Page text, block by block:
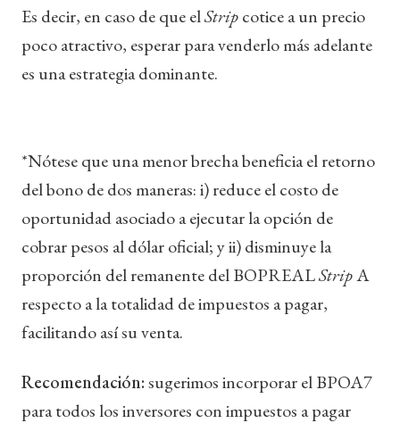
Es decir, en caso de que elStripcotice a un precio
poco atractivo, esperar para venderlo más adelante
es una estrategia dominante.
*Nótese que una menor brecha beneficia el retorno
del bono de dos maneras: i) reduce el costo de
oportunidad asociado a ejecutar la opción de
cobrar pesos al dólar oficial; y ii) disminuye la
proporción del remanente del BOPREALStripA
respecto a la totalidad de impuestos a pagar,
facilitando así su venta.
Recomendación:sugerimos incorporar el BPOA7
para todos los inversores con impuestos a pagar